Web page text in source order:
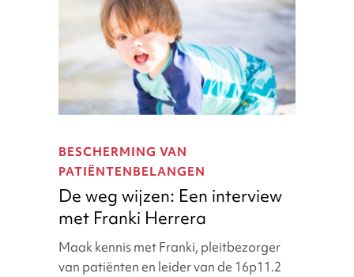
weg
wijzen:
Een
interview
met
Franki
Herrera
BESCHERMING VAN
PATIËNTENBELANGEN
De weg wijzen: Een interview
met Franki Herrera
Maak kennis met Franki, pleitbezorger
van patiënten en leider van de 16p11.2